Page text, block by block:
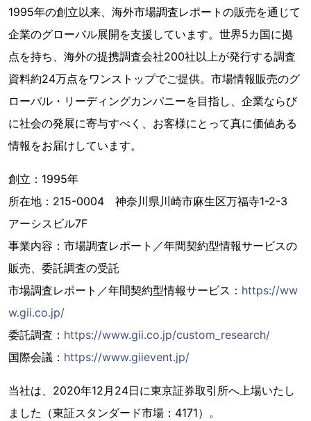
1995年の創立以来、海外市場調査レポートの販売を通じて
企業のグローバル展開を支援しています。世界5カ国に拠
点を持ち、海外の提携調査会社200社以上が発行する調査
資料約24万点をワンストップでご提供。市場情報販売のグ
ローバル・リーディングカンパニーを目指し、企業ならび
に社会の発展に寄与すべく、お客様にとって真に価値ある
情報をお届けしています。
創立：1995年
所在地：215-0004 神奈川県川崎市麻生区万福寺1-2-3
アーシスビル7F
事業内容：市場調査レポート／年間契約型情報サービスの
販売、委託調査の受託
市場調査レポート／年間契約型情報サービス： https://ww
w.gii.co.jp/
委託調査： https://www.gii.co.jp/custom_research/
国際会議： https://www.giievent.jp/
当社は、2020年12月24日に東京証券取引所へ上場いたし
ました（東証スタンダード市場：4171）。